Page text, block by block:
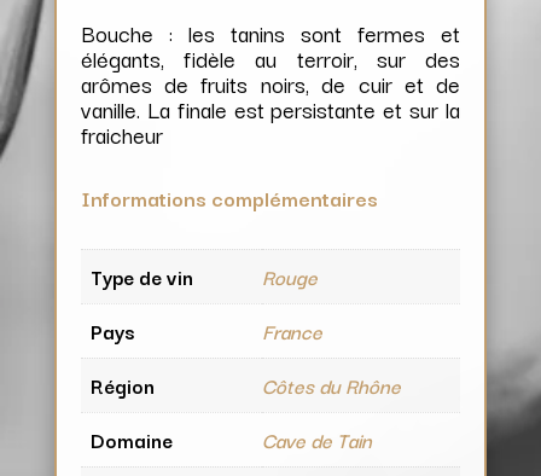
Bouche : les tanins sont fermes et
élégants, fidèle au terroir, sur des
arômes de fruits noirs, de cuir et de
vanille. La finale est persistante et sur la
fraicheur
Informations complémentaires
Type de vin
Rouge
Pays
France
Région
Côtes du Rhône
Domaine
Cave de Tain